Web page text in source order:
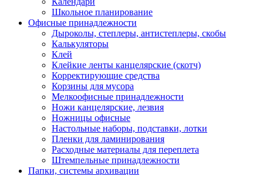
Школьное планирование
Офисные принадлежности
Дыроколы, степлеры, антистеплеры, скобы
Калькуляторы
Клей
Клейкие ленты канцелярские (скотч)
Корректирующие средства
Корзины для мусора
Мелкоофисные принадлежности
Ножи канцелярские, лезвия
Ножницы офисные
Настольные наборы, подставки, лотки
Пленки для ламинирования
Расходные материалы для переплета
Штемпельные принадлежности
Папки, системы архивации